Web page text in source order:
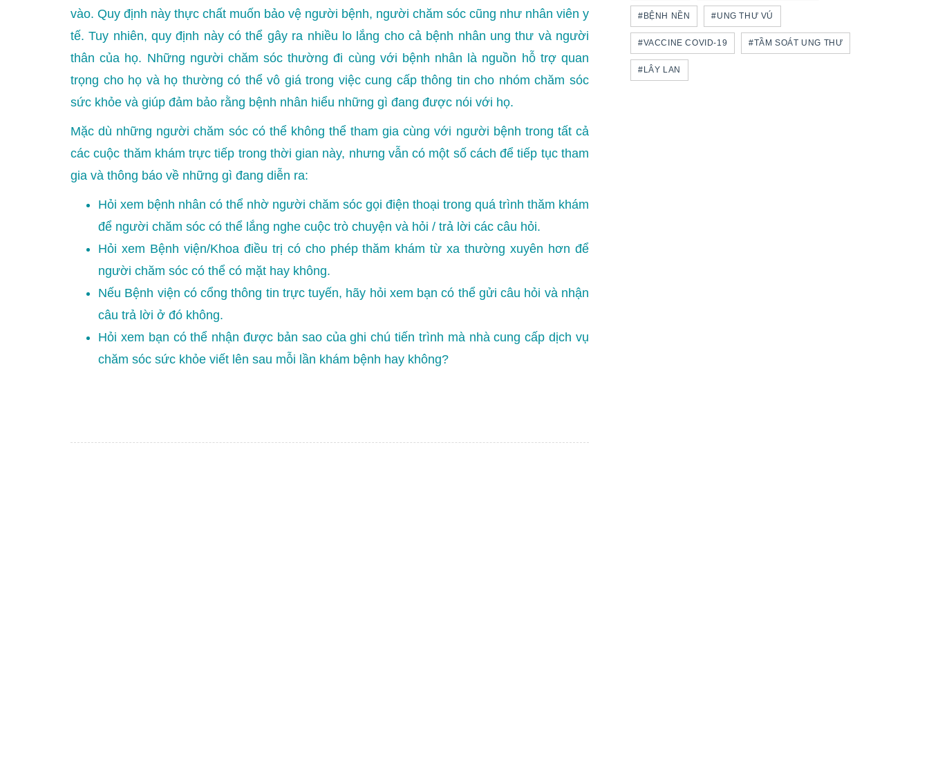
vào. Quy định này thực chất muốn bảo vệ người bệnh, người chăm sóc cũng như nhân viên y
tế. Tuy nhiên, quy định này có thể gây ra nhiều lo lắng cho cả bệnh nhân ung thư và người
thân của họ. Những người chăm sóc thường đi cùng với bệnh nhân là nguồn hỗ trợ quan
trọng cho họ và họ thường có thể vô giá trong việc cung cấp thông tin cho nhóm chăm sóc
sức khỏe và giúp đảm bảo rằng bệnh nhân hiểu những gì đang được nói với họ.
Mặc dù những người chăm sóc có thể không thể tham gia cùng với người bệnh trong tất cả
các cuộc thăm khám trực tiếp trong thời gian này, nhưng vẫn có một số cách để tiếp tục tham
gia và thông báo về những gì đang diễn ra:
Hỏi xem bệnh nhân có thể nhờ người chăm sóc gọi điện thoại trong quá trình thăm khám
để người chăm sóc có thể lắng nghe cuộc trò chuyện và hỏi / trả lời các câu hỏi.
Hỏi xem Bệnh viện/Khoa điều trị có cho phép thăm khám từ xa thường xuyên hơn để
người chăm sóc có thể có mặt hay không.
Nếu Bệnh viện có cổng thông tin trực tuyến, hãy hỏi xem bạn có thể gửi câu hỏi và nhận
câu trả lời ở đó không.
Hỏi xem bạn có thể nhận được bản sao của ghi chú tiến trình mà nhà cung cấp dịch vụ
chăm sóc sức khỏe viết lên sau mỗi lần khám bệnh hay không?
#BỆNH NỀN #UNG THƯ VÚ
#VACCINE COVID-19 #TẦM SOÁT UNG THƯ
#LÂY LAN